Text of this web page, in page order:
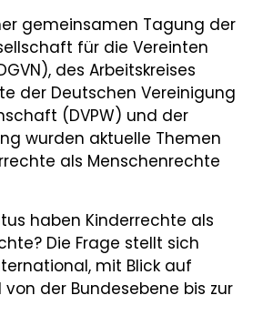
gemeinsamen Tagung der
für die Vereinten
des Arbeitskreises
der Deutschen Vereinigung
(DVPW) und der
wurden aktuelle Themen
als Menschenrechte
haben Kinderrechte als
Die Frage stellt sich
mit Blick auf
der Bundesebene bis zur